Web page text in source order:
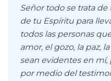
Señor todo se trata
de tu Espíritu para
todos las personas
amor, el gozo, la paz,
sean evidentes en mí,
por medio del